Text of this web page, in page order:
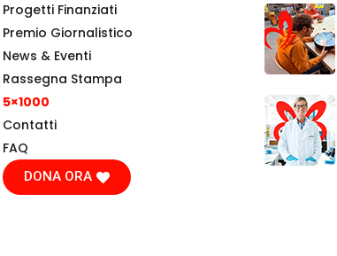
Progetti Finanziati
Premio Giornalistico
News & Eventi
Rassegna Stampa
5×1000
Contatti
FAQ
DONA ORA